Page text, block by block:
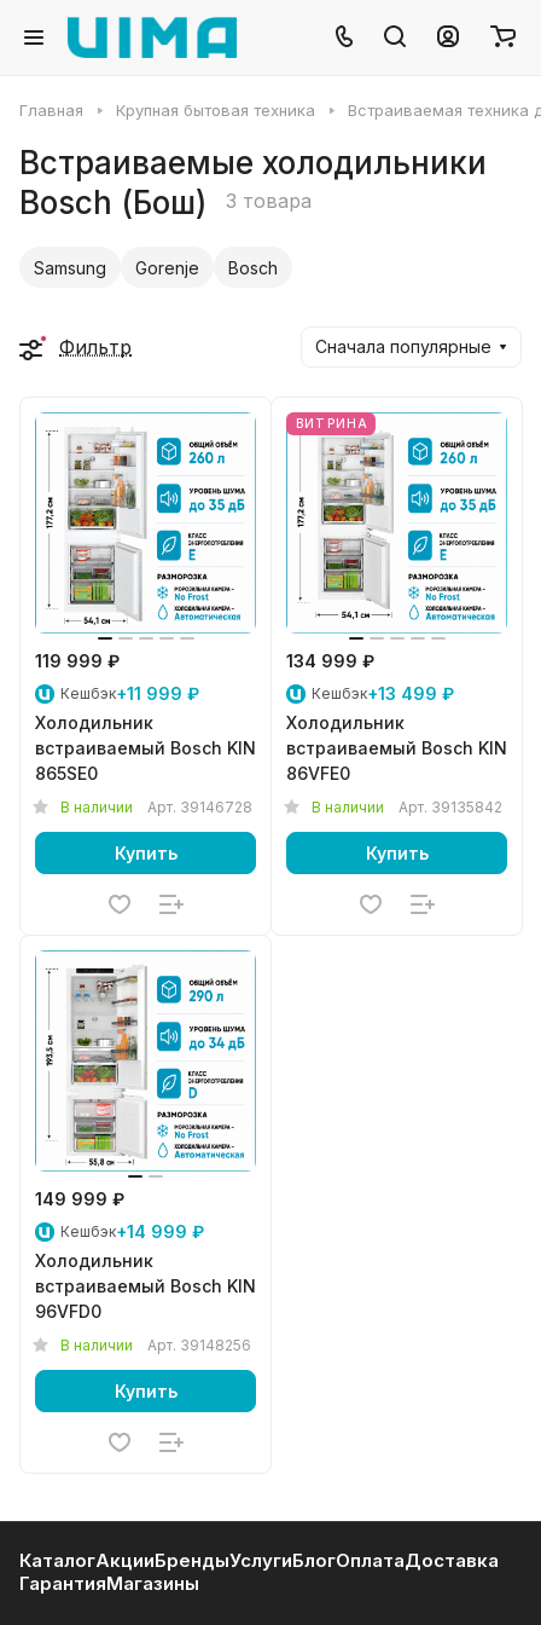
Главная Крупная бытовая техника Встраиваемая техника
Встраиваемые холодильники
Bosch (Бош)
3 товара
Samsung Gorenje Bosch
Фильтр Сначала популярные
119 999 ₽
Кешбэк+11 999 ₽
Холодильник
встраиваемый Bosch KIN
865SE0
В наличии Арт. 39146728
Купить
ВИТРИНА
134 999 ₽
Кешбэк+13 499 ₽
Холодильник
встраиваемый Bosch KIN
86VFE0
В наличии Арт. 39135842
Купить
149 999 ₽
Кешбэк+14 999 ₽
Холодильник
встраиваемый Bosch KIN
96VFD0
В наличии Арт. 39148256
Купить
КаталогАкцииБрендыУслугиБлогОплатаДоставка
ГарантияМагазины